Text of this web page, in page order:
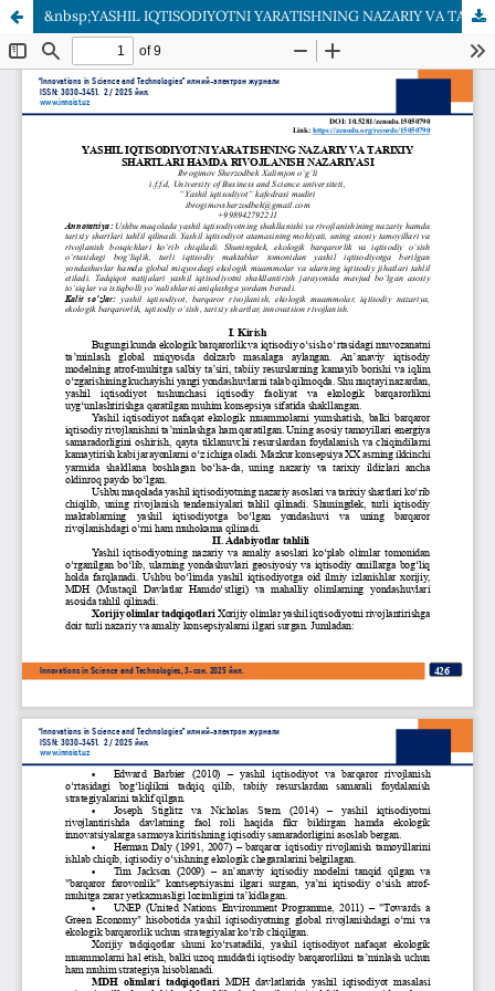
&nbsp;YАSHIL IQTISОDIYОTNI YАRАTISHNING NАZАRIY VА TАRIXIY SHАRTLАRI HАMDА RIVОJLАNISH NАZАRIYАSI&nbsp;